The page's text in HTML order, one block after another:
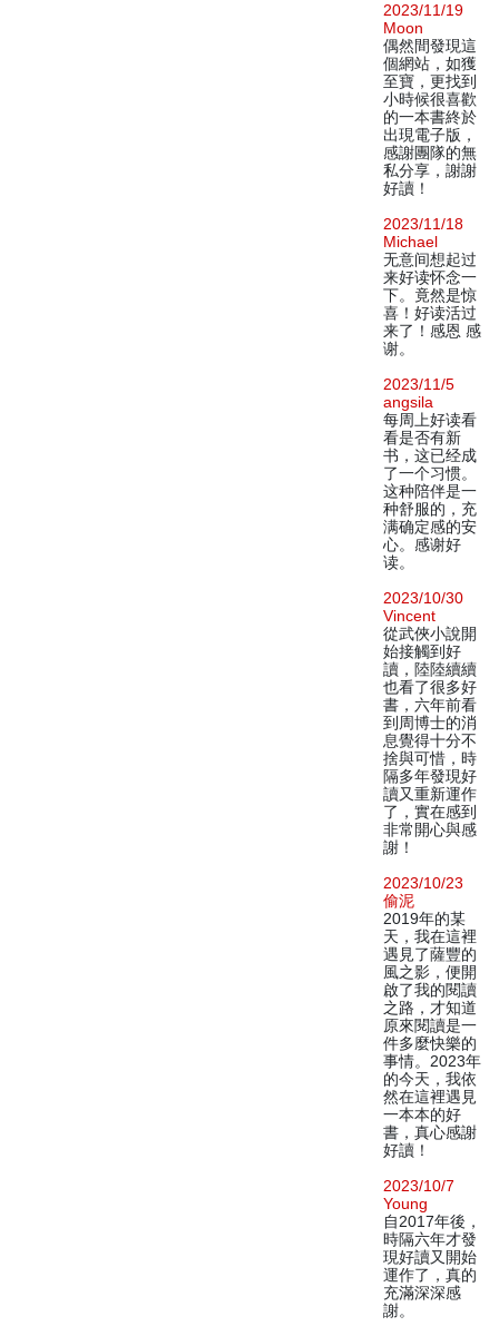
2023/11/19
Moon
偶然間發現這
個網站，如獲
至寶，更找到
小時候很喜歡
的一本書終於
出現電子版，
感謝團隊的無
私分享，謝謝
好讀！
2023/11/18
Michael
无意间想起过
来好读怀念一
下。竟然是惊
喜！好读活过
来了！感恩 感
谢。
2023/11/5
angsila
每周上好读看
看是否有新
书，这已经成
了一个习惯。
这种陪伴是一
种舒服的，充
满确定感的安
心。感谢好
读。
2023/10/30
Vincent
從武俠小說開
始接觸到好
讀，陸陸續續
也看了很多好
書，六年前看
到周博士的消
息覺得十分不
捨與可惜，時
隔多年發現好
讀又重新運作
了，實在感到
非常開心與感
謝！
2023/10/23
偷泥
2019年的某
天，我在這裡
遇見了薩豐的
風之影，便開
啟了我的閱讀
之路，才知道
原來閱讀是一
件多麼快樂的
事情。2023年
的今天，我依
然在這裡遇見
一本本的好
書，真心感謝
好讀！
2023/10/7
Young
自2017年後，
時隔六年才發
現好讀又開始
運作了，真的
充滿深深感
謝。